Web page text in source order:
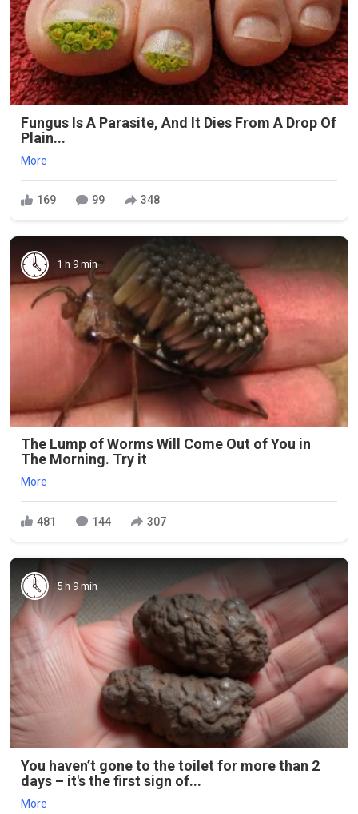
Fungus Is A Parasite, And It Dies From A Drop Of
Plain...
More
169 99 348
1 h 9 min
The Lump of Worms Will Come Out of You in
The Morning. Try it
More
481 144 307
5 h 9 min
You haven’t gone to the toilet for more than 2
days – it's the first sign of...
More